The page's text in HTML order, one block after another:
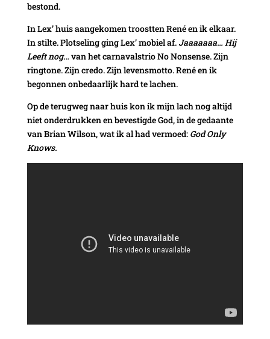
bestond.
In Lex’ huis aangekomen troostten René en ik elkaar.
In stilte. Plotseling ging Lex’ mobiel af. Jaaaaaaa… Hij
Leeft nog…van het carnavalstrio No Nonsense. Zijn
ringtone. Zijn credo. Zijn levensmotto. René en ik
begonnen onbedaarlijk hard te lachen.
Op de terugweg naar huis kon ik mijn lach nog altijd
niet onderdrukken en bevestigde God, in de gedaante
van Brian Wilson, wat ik al had vermoed: God Only
Knows.